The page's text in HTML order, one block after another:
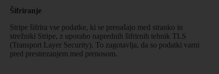
Šifriranje
Stripe šifrira vse podatke, ki se prenašajo med stranko in
strežniki Stripe, z uporabo naprednih šifrirnih tehnik TLS
(Transport Layer Security). To zagotavlja, da so podatki varni
pred prestrezanjem med prenosom.